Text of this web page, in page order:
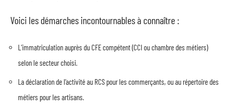
Voici les démarches incontournables à connaître :
L’immatriculation auprès du CFE compétent (CCI ou chambre des métiers)
selon le secteur choisi.
La déclaration de l’activité au RCS pour les commerçants, ou au répertoire des
métiers pour les artisans.